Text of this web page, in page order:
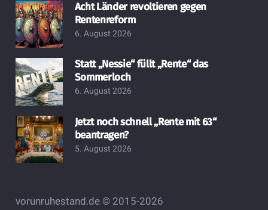
Acht Länder revoltieren gegen
Rentenreform
6. August 2026
Statt „Nessie“ füllt „Rente“ das
Sommerloch
6. August 2026
Jetzt noch schnell „Rente mit 63“
beantragen?
5. August 2026
vorunruhestand.de © 2015-2026